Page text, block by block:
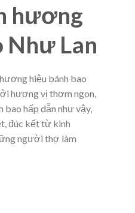
hương
Như Lan
hiệu bánh bao
hương vị thơm ngon,
bao hấp dẫn như vậy,
đúc kết từ kinh
người thợ làm